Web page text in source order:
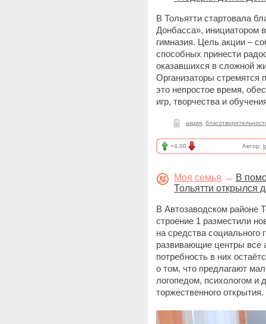
В Тольятти стартовала
Донбасса», инициатором
гимназия. Цель акции –
способных принести
оказавшихся в сложной
Организаторы стремятся
это непростое время,
игр, творчества и
акция
+4.00 Автор:
Моя семья → В
Тольятти открылся
В Автозаводском районе
строение 1 разместили
на средства социального
развивающие центры все
потребность в них
о том, что предлагают
логопедом, психологом и
торжественного открытия.